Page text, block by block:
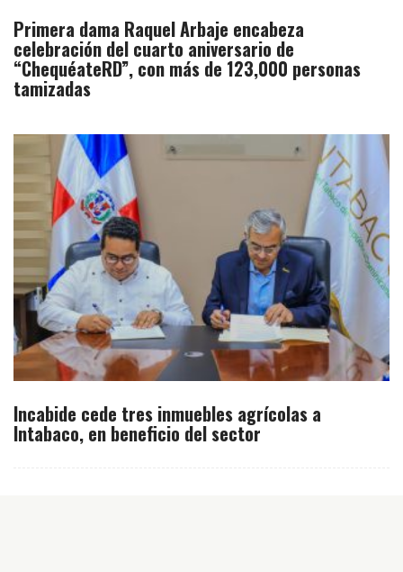
Primera dama Raquel Arbaje encabeza
celebración del cuarto aniversario de
“ChequéateRD”, con más de 123,000 personas
tamizadas
Incabide cede tres inmuebles agrícolas a
Intabaco, en beneficio del sector